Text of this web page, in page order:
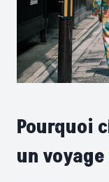
Pourquoi
un